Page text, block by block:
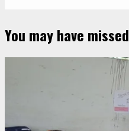
You may have missed